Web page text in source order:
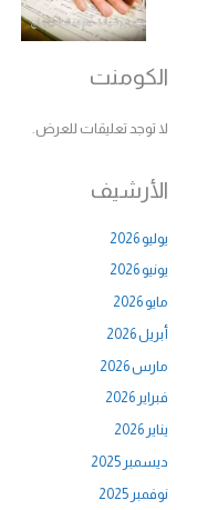
الكومنت
لا توجد تعليقات للعرض.
الأرشيف
يوليو 2026
يونيو 2026
مايو 2026
أبريل 2026
مارس 2026
فبراير 2026
يناير 2026
ديسمبر 2025
نوفمبر 2025